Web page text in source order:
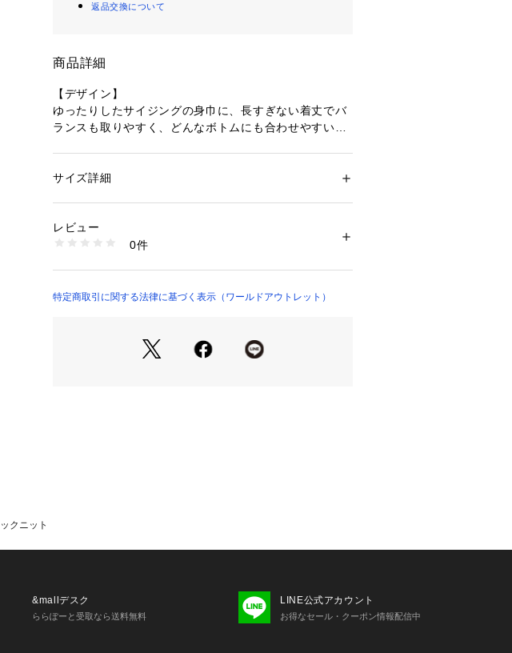
返品交換について
商品詳細
【デザイン】
ゆったりしたサイジングの身巾に、長すぎない着丈でバ
ランスも取りやすく、どんなボトムにも合わせやすいボ
ングしてニュアンスを出して着こなしていただくと抜け
ュアルなワイドパンツ合わせがおすすめ。
インナーにシャツを仕込んだレイヤードスタイルも楽し
【素材感】
手洗い可能となっています。
性別：レディース
商品番号：
504-14550 （ショップ）
サイズ詳細
レビュー
0件
特定商取引に関する法律に基づく表示（ワールドアウトレット）
クニット
&mallデスク
ららぽーと受取なら送料無料
LINE公式アカウント
お得なセール・クーポン情報配信中